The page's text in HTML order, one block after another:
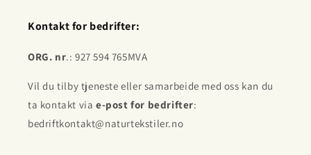
Kontakt for bedrifter:
ORG. nr.: 927 594 765MVA
Vil du tilby tjeneste eller samarbeide med oss kan du
ta kontakt via e-post for bedrifter:
bedriftkontakt@naturtekstiler.no